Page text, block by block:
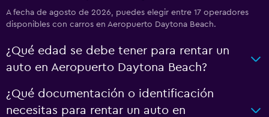
A fecha de agosto de 2026, puedes elegir entre 17 operadores
disponibles con carros en Aeropuerto Daytona Beach.
¿Qué edad se debe tener para rentar un
auto en Aeropuerto Daytona Beach?
¿Qué documentación o identificación
necesitas para rentar un auto en